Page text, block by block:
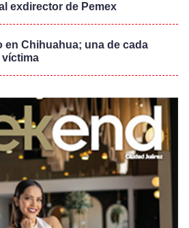
exdirector de Pemex
en Chihuahua; una de cada